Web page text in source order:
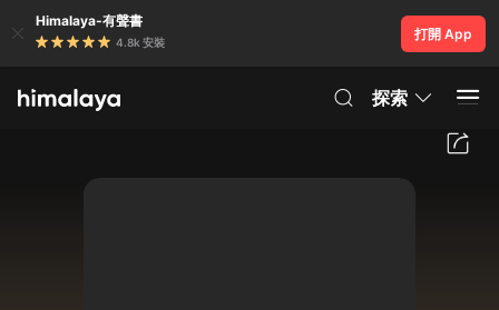
Himalaya-有聲書
4.8k 安裝
打開 App
探索